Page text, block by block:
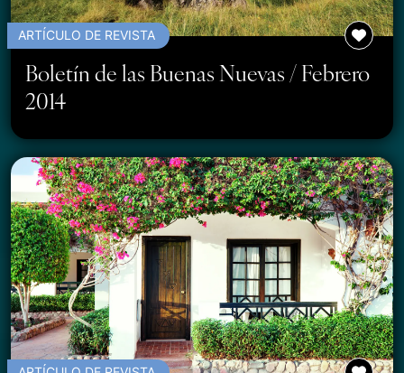
ARTÍCULO DE REVISTA
Boletín de las Buenas Nuevas / Febrero
2014